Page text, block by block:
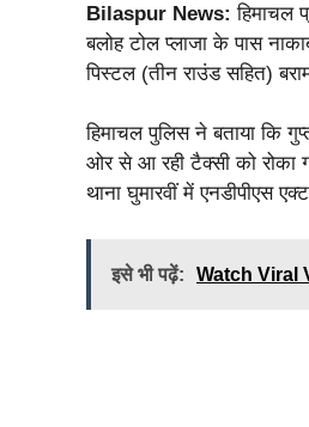
Bilaspur News: हिमाचल
बलोह टोल प्लाजा के पास
पिस्टल (तीन राउंड सहित)
हिमाचल पुलिस ने बताया कि
ओर से आ रही टैक्सी को रोका
थाना घुमारवीं में एनडीपीएस
इसे भी पढ़ें: Watch Viral